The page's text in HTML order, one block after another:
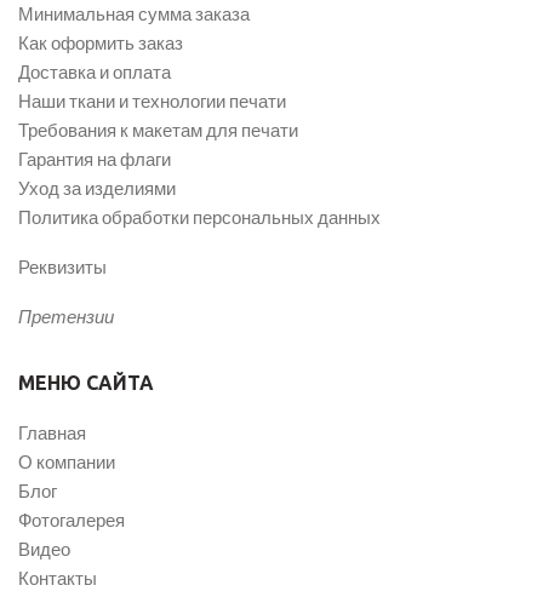
Минимальная сумма заказа
Как оформить заказ
Доставка и оплата
Наши ткани и технологии печати
Требования к макетам для печати
Гарантия на флаги
Уход за изделиями
Политика обработки персональных данных
Реквизиты
Претензии
МЕНЮ САЙТА
Главная
О компании
Блог
Фотогалерея
Видео
Контакты